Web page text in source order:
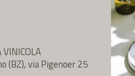
(BZ), via Pigenoer 25